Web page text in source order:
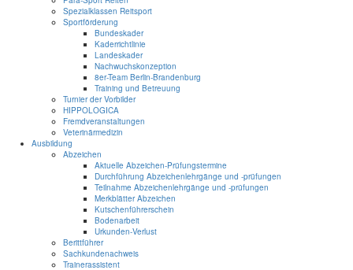
Spezialklassen Reitsport
Sportförderung
Bundeskader
Kaderrichtlinie
Landeskader
Nachwuchskonzeption
8er-Team Berlin-Brandenburg
Training und Betreuung
Turnier der Vorbilder
HIPPOLOGICA
Fremdveranstaltungen
Veterinärmedizin
Ausbildung
Abzeichen
Aktuelle Abzeichen-Prüfungstermine
Durchführung Abzeichenlehrgänge und -prüfungen
Teilnahme Abzeichenlehrgänge und -prüfungen
Merkblätter Abzeichen
Kutschenführerschein
Bodenarbeit
Urkunden-Verlust
Berittführer
Sachkundenachweis
Trainerassistent